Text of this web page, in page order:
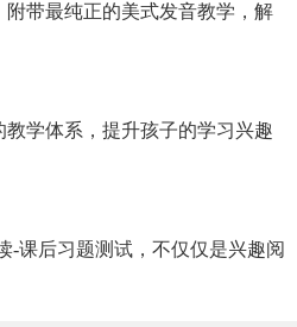
带最纯正的美式发音教学，解
学体系，提升孩子的学习兴趣
-课后习题测试，不仅仅是兴趣阅